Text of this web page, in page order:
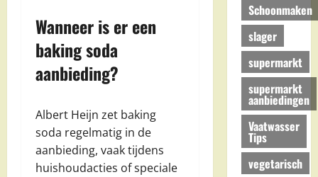
Wanneer is er een
baking soda
aanbieding?
Albert Heijn zet baking
soda regelmatig in de
aanbieding, vaak tijdens
huishoudacties of speciale
Schoonmaken
slager
supermarkt
supermarkt
aanbiedingen
Vaatwasser
Tips
vegetarisch